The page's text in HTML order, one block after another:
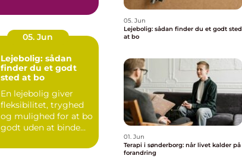
05. Jun
Lejebolig: sådan
finder du et godt
sted at bo
En lejebolig giver
fleksibilitet, tryghed
og mulighed for at bo
godt uden at binde
05. Jun
Lejebolig: sådan finder du et godt sted
at bo
01. Jun
Terapi i sønderborg: når livet kalder på
forandring